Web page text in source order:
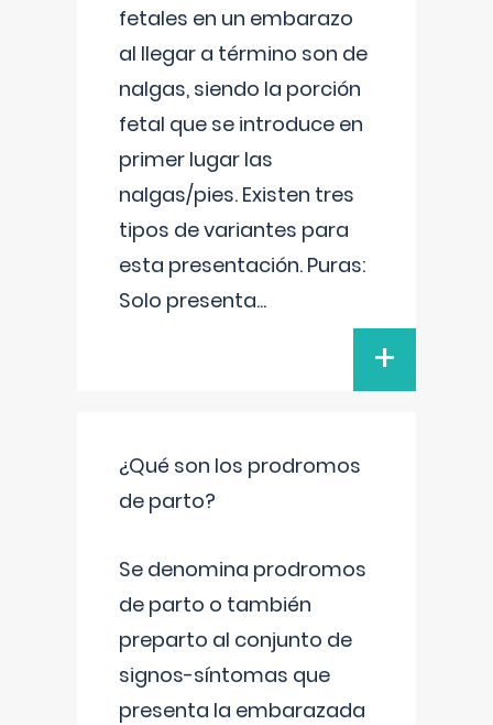
fetales en un embarazo
al llegar a término son de
nalgas, siendo la porción
fetal que se introduce en
primer lugar las
nalgas/pies. Existen tres
tipos de variantes para
esta presentación. Puras:
Solo presenta...
+
¿Qué son los prodromos
de parto?
Se denomina prodromos
de parto o también
preparto al conjunto de
signos-síntomas que
presenta la embarazada